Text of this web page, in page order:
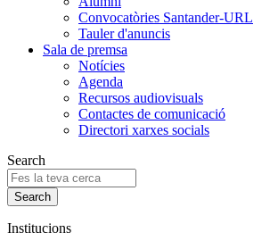
Convocatòries Santander-URL
Tauler d'anuncis
Sala de premsa
Notícies
Agenda
Recursos audiovisuals
Contactes de comunicació
Directori xarxes socials
Search
Institucions